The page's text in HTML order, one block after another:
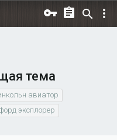
тема
авиатор
эксплорер